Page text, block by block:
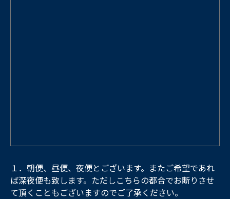
１．朝便、昼便、夜便とございます。またご希望であれ
ば深夜便も致します。ただしこちらの都合でお断りさせ
て頂くこともございますのでご了承ください。